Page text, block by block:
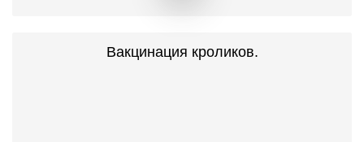
Вакцинация кроликов.